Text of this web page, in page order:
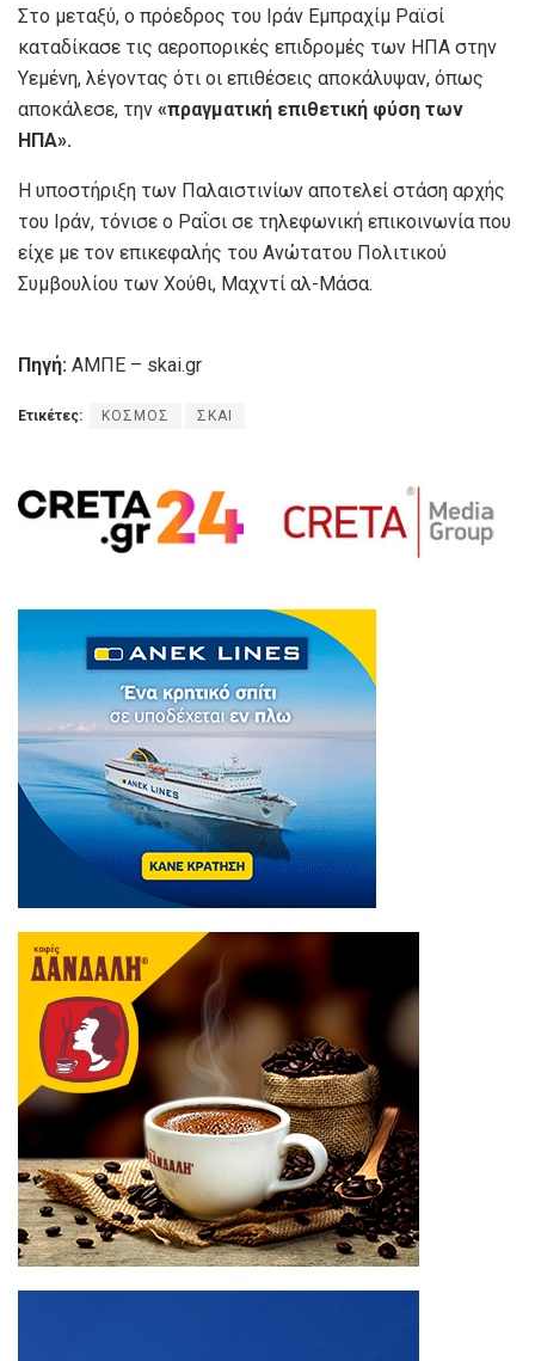
Στο μεταξύ, ο πρόεδρος του Ιράν Εμπραχίμ Ραϊσί
καταδίκασε τις αεροπορικές επιδρομές των ΗΠΑ στην
Υεμένη, λέγοντας ότι οι επιθέσεις αποκάλυψαν, όπως
αποκάλεσε, την «πραγματική επιθετική φύση των
ΗΠΑ».
Η υποστήριξη των Παλαιστινίων αποτελεί στάση αρχής
του Ιράν, τόνισε ο Ραΐσι σε τηλεφωνική επικοινωνία που
είχε με τον επικεφαλής του Ανώτατου Πολιτικού
Συμβουλίου των Χούθι, Μαχντί αλ-Μάσα.
Πηγή: ΑΜΠΕ – skai.gr
Ετικέτες: ΚΟΣΜΟΣ ΣΚΑΙ